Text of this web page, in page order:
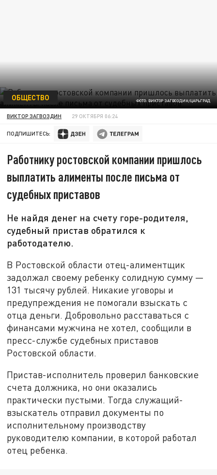
ФОТО: ВИКТОР ЗАГВОЗДИН/ЦАРЬГРАД
ОБЩЕСТВО
ВИКТОР ЗАГВОЗДИН 29 ОКТЯБРЯ 06:24
ПОДПИШИТЕСЬ:
Работнику ростовской компании пришлось
выплатить алименты после письма от
судебных приставов
Не найдя денег на счету горе-родителя,
судебный пристав обратился к
работодателю.
В Ростовской области отец-алиментщик
задолжал своему ребенку солидную сумму —
131 тысячу рублей. Никакие уговоры и
предупреждения не помогали взыскать с
отца деньги. Добровольно расставаться с
финансами мужчина не хотел, сообщили в
пресс-службе судебных приставов
Ростовской области.
Пристав-исполнитель проверил банковские
счета должника, но они оказались
практически пустыми. Тогда служащий-
взыскатель отправил документы по
исполнительному производству
руководителю компании, в которой работал
отец ребенка.